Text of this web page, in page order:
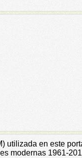
en este
modernas 1961-